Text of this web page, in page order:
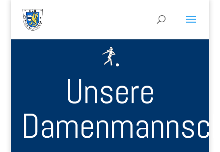
Unsere